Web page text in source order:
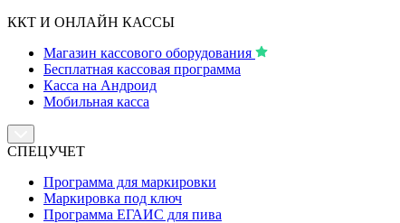
ККТ И ОНЛАЙН КАССЫ
Магазин кассового оборудования
Бесплатная кассовая программа
Касса на Андроид
Мобильная касса
СПЕЦУЧЕТ
Программа для маркировки
Маркировка под ключ
Программа ЕГАИС для пива